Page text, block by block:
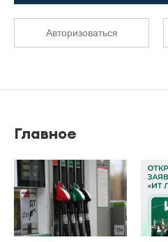
Авторизоваться
Главное